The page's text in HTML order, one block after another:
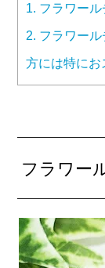
1. フラワール
2. フラワー
方には特にお
フラワー